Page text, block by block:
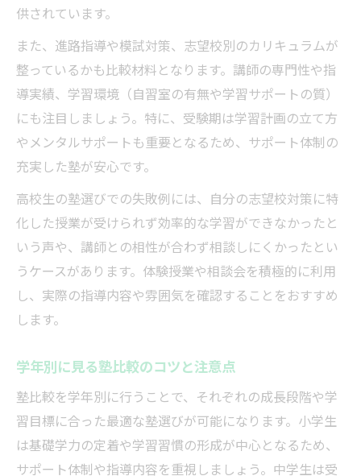
供されています。
また、進路指導や模試対策、志望校別のカリキュラムが
整っているかも比較材料となります。講師の専門性や指
導実績、学習環境（自習室の有無や学習サポートの質）
にも注目しましょう。特に、受験期は学習計画の立て方
やメンタルサポートも重要となるため、サポート体制の
充実した塾が安心です。
高校生の塾選びでの失敗例には、自分の志望校対策に特
化した授業が受けられず効率的な学習ができなかったと
いう声や、講師との相性が合わず相談しにくかったとい
うケースがあります。体験授業や相談会を積極的に利用
し、実際の指導内容や雰囲気を確認することをおすすめ
します。
学年別に見る塾比較のコツと注意点
塾比較を学年別に行うことで、それぞれの成長段階や学
習目標に合った最適な塾選びが可能になります。小学生
は基礎学力の定着や学習習慣の形成が中心となるため、
サポート体制や指導内容を重視しましょう。中学生は受